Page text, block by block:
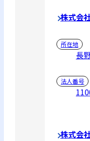
株式会
所在地
長
法人番号
株式会